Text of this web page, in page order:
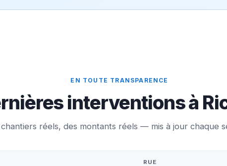
EN TOUTE TRANSPARENCE
interventions à
chantiers réels, des montants réels — mis à jour chaque
RUE